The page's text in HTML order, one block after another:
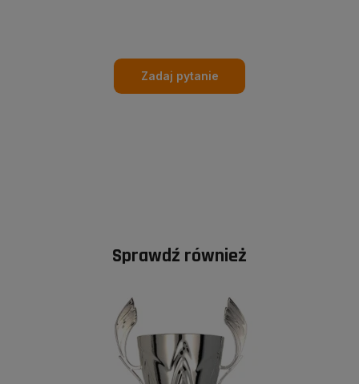
Zadaj pytanie
Sprawdź również